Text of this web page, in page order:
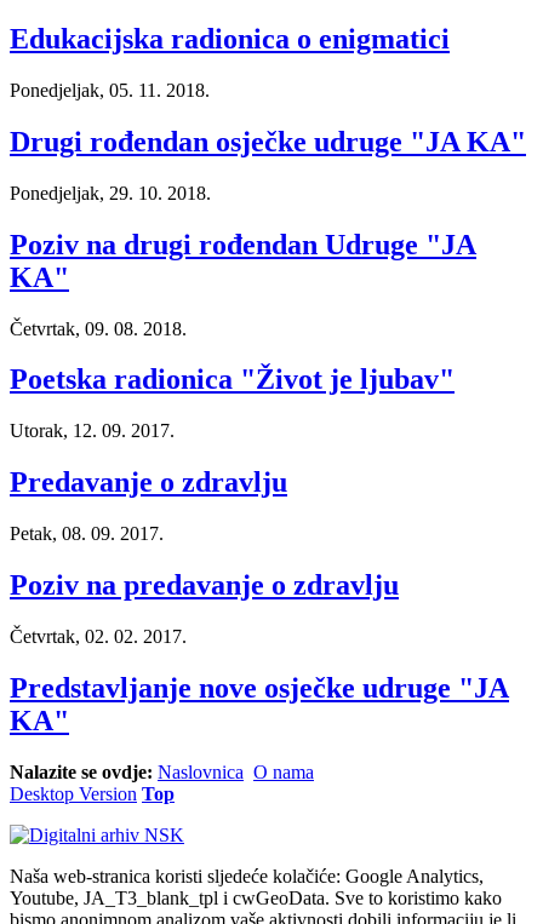
Edukacijska radionica o enigmatici
Ponedjeljak, 05. 11. 2018.
Drugi rođendan osječke udruge "JA KA"
Ponedjeljak, 29. 10. 2018.
Poziv na drugi rođendan Udruge "JA
KA"
Četvrtak, 09. 08. 2018.
Poetska radionica "Život je ljubav"
Utorak, 12. 09. 2017.
Predavanje o zdravlju
Petak, 08. 09. 2017.
Poziv na predavanje o zdravlju
Četvrtak, 02. 02. 2017.
Predstavljanje nove osječke udruge "JA
KA"
Nalazite se ovdje: Naslovnica O nama
Desktop Version Top
Naša web-stranica koristi sljedeće kolačiće: Google Analytics,
Youtube, JA_T3_blank_tpl i cwGeoData. Sve to koristimo kako
bismo anonimnom analizom vaše aktivnosti dobili informaciju je li